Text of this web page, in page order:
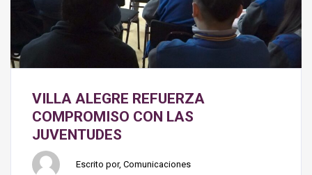
VILLA ALEGRE REFUERZA
COMPROMISO CON LAS
JUVENTUDES
Escrito por, Comunicaciones